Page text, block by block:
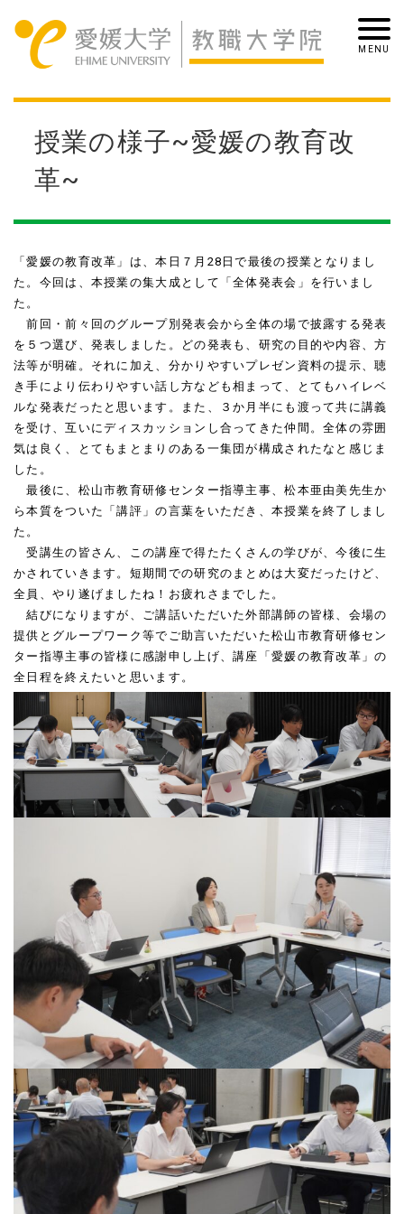
授業の様子~愛媛の教育改
革~
「愛媛の教育改革」は、本日７月 28 日で最後の授業となりまし
た。今回は、本授業の集大成として「全体発表会」を行いまし
た。
前回・前々回のグループ別発表会から全体の場で披露する発表
を５つ選び、発表しました。どの発表も、研究の目的や内容、方
法等が明確。それに加え、分かりやすいプレゼン資料の提示、聴
き手により伝わりやすい話し方なども相まって、とてもハイレベ
ルな発表だったと思います。また、３か月半にも渡って共に講義
を受け、互いにディスカッションし合ってきた仲間。全体の雰囲
気は良く、とてもまとまりのある一集団が構成されたなと感じま
した。
最後に、松山市教育研修センター指導主事、松本亜由美先生か
ら本質をついた「講評」の言葉をいただき、本授業を終了しまし
た。
受講生の皆さん、この講座で得たたくさんの学びが、今後に生
かされていきます。短期間での研究のまとめは大変だったけど、
全員、やり遂げましたね！お疲れさまでした。
結びになりますが、ご講話いただいた外部講師の皆様、会場の
提供とグループワーク等でご助言いただいた松山市教育研修セン
ター指導主事の皆様に感謝申し上げ、講座「愛媛の教育改革」の
全日程を終えたいと思います。